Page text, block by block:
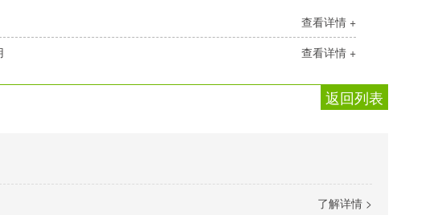
查看详情 +
查看详情 +
返回列表
了解详情 >